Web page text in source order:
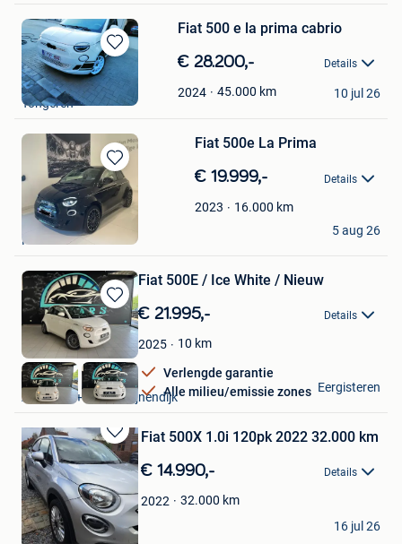
Bewaren
in
Mijn
Favorieten
Fiat 500 e la prima cabrio
€ 28.200,- Details
2024 45.000 km
Monique
Tongeren
10 jul 26
Bewaren
in
Mijn
Favorieten
Fiat 500e La Prima
€ 19.999,- Details
2023 16.000 km
Ben
Heusden
5 aug 26
Bewaren
in
Mijn
Favorieten
Fiat 500E / Ice White / Nieuw
€ 21.995,- Details
2025 10 km
Verlengde garantie
Alle milieu/emissie zones
MP Cars
Aarschot + Deel Begijnendijk
Eergisteren
Bewaren
in
Mijn
Favorieten
Fiat 500X 1.0i 120pk 2022 32.000 km
€ 14.990,- Details
2022 32.000 km
Fontaine Fabrice
Hensies
16 jul 26